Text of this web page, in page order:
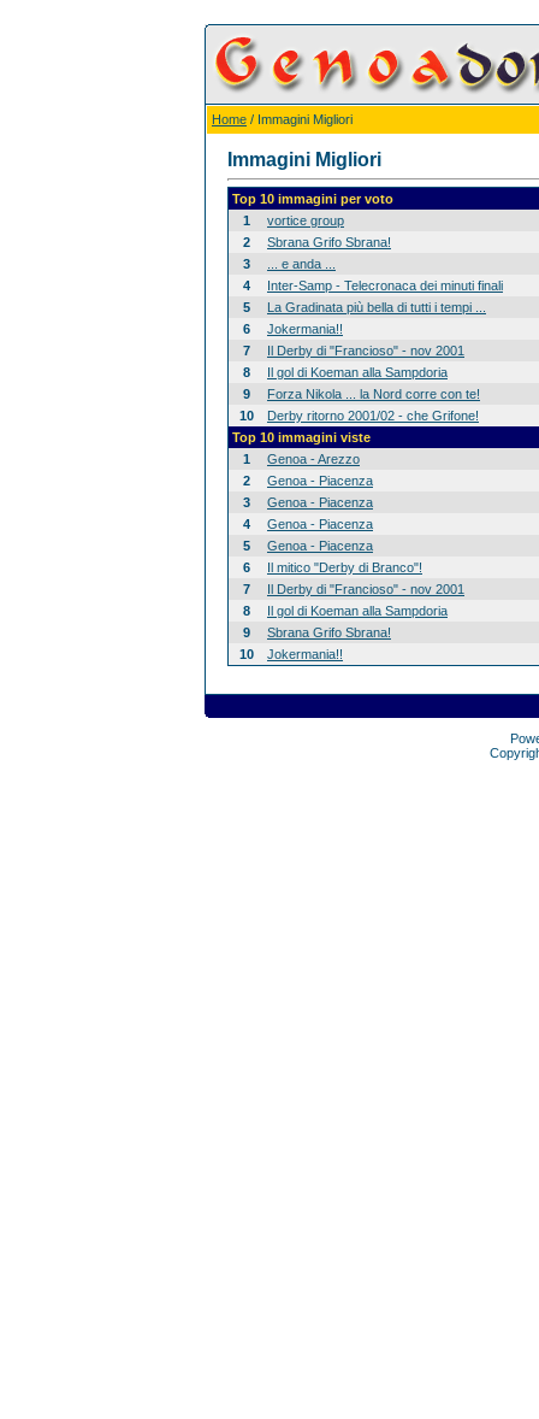
Home / Immagini Migliori
Immagini Migliori
Top 10 immagini per voto
1
vortice group
2
Sbrana Grifo Sbrana!
3
... e anda ...
4
Inter-Samp - Telecronaca dei minuti finali
5
La Gradinata più bella di tutti i tempi ...
6
Jokermania!!
7
Il Derby di "Francioso" - nov 2001
8
Il gol di Koeman alla Sampdoria
9
Forza Nikola ... la Nord corre con te!
10
Derby ritorno 2001/02 - che Grifone!
Top 10 immagini viste
1
Genoa - Arezzo
2
Genoa - Piacenza
3
Genoa - Piacenza
4
Genoa - Piacenza
5
Genoa - Piacenza
6
Il mitico "Derby di Branco"!
7
Il Derby di "Francioso" - nov 2001
8
Il gol di Koeman alla Sampdoria
9
Sbrana Grifo Sbrana!
10
Jokermania!!